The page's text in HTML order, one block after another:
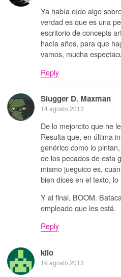
Ya había oído algo
verdad es que es una
escritorio de concepts
hacía años, para que
vamos, mucha
Reply
Slugger D. Maxman
14 agosto 2013
De lo mejorcito que he
Resulta que, en última
genérico como lo
de los pecados de esta
mismo jueguico es,
bien dices en el texto,
Y al final, BOOM.
empleado que les está.
Reply
kilo
19 agosto 2013